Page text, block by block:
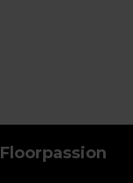
Floorpassion